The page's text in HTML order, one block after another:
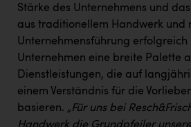
KIWI Kinderwunsch Institut Dr.
KLIPP Frisör
Kleider Bauer
Kremsmüller Anlagenbau GmbH
Stärke des Unternehmens und
aus traditionellem Handwerk und
Unternehmensführung erfolgreich
Unternehmen eine breite Palette
Dienstleistungen, die auf
einem Verständnis für die
basieren. „Für uns bei
Handwerk die Grundpfeiler